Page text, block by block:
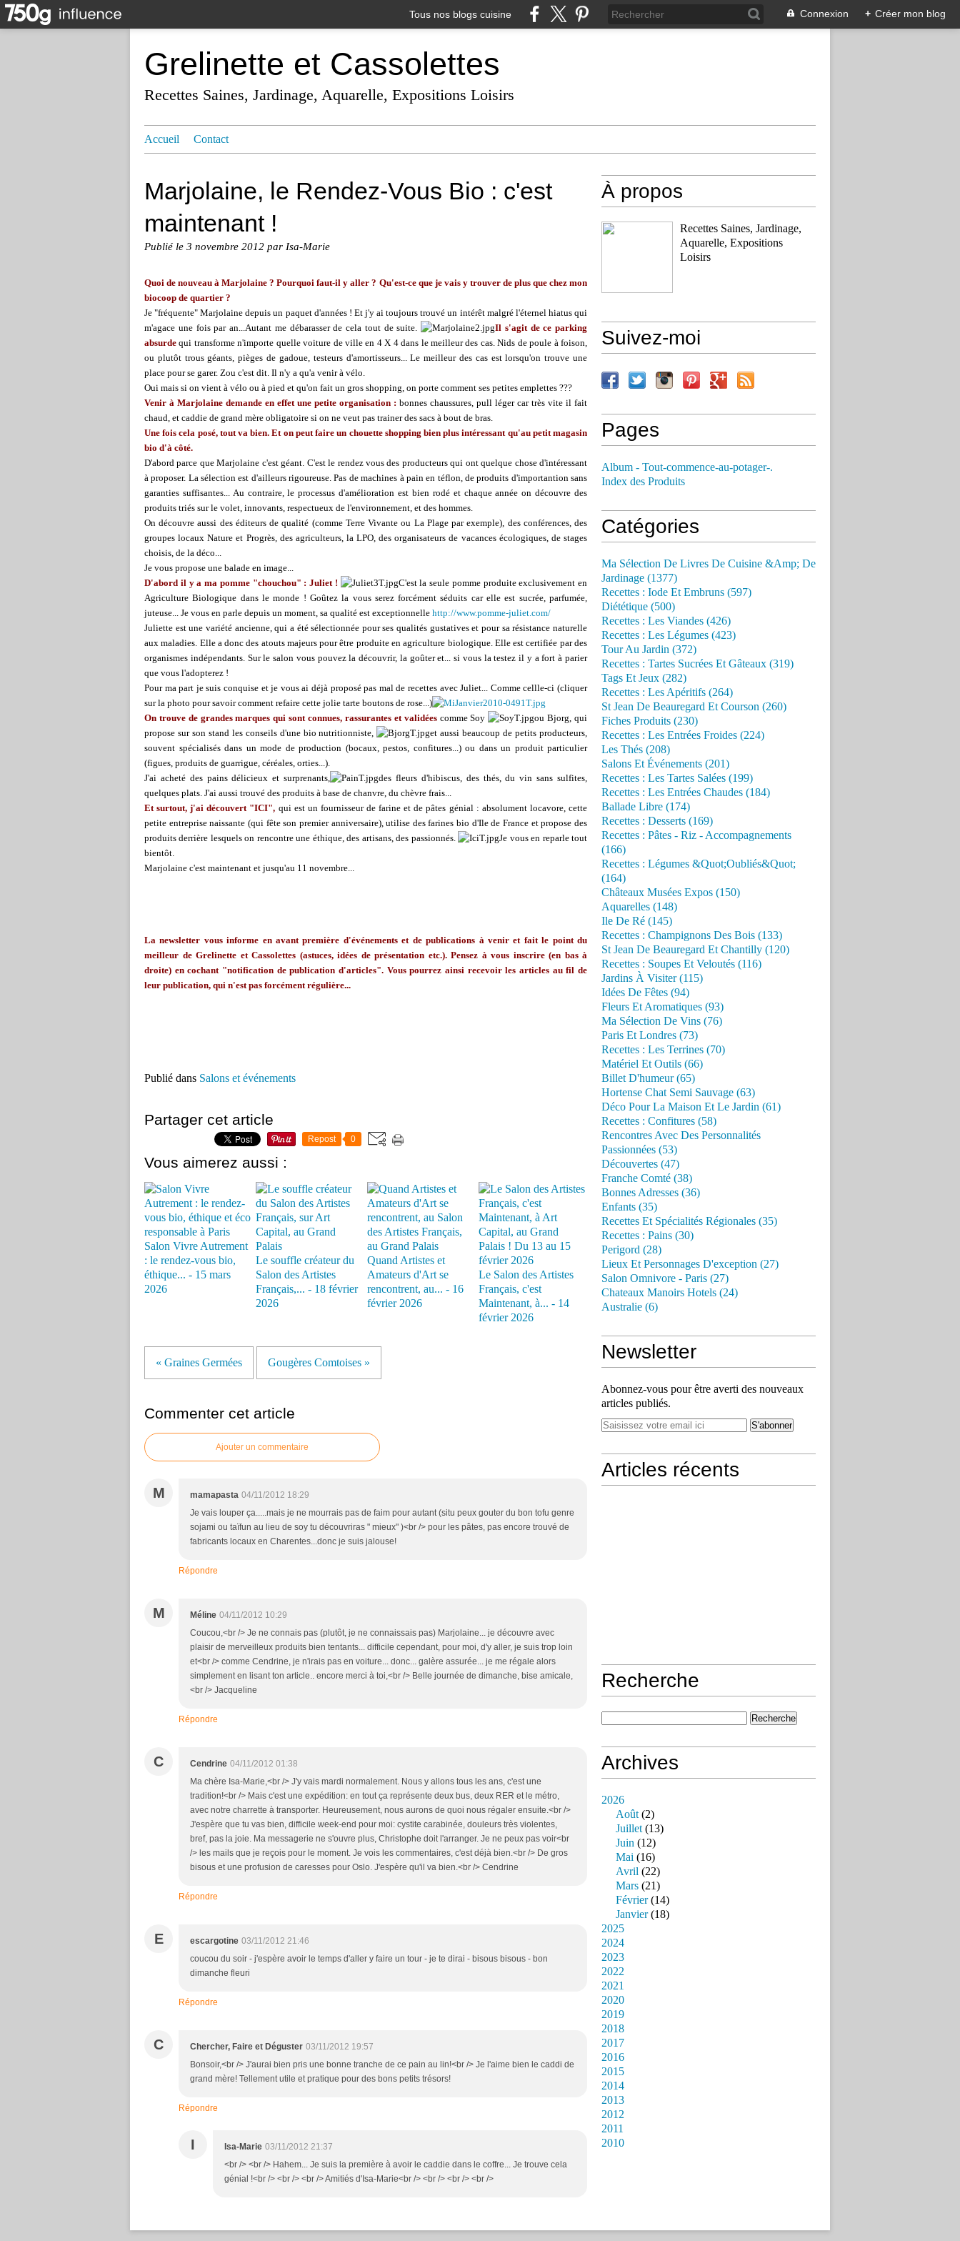
Tous nos blogs cuisine Connexion + Créer mon blog
Grelinette et Cassolettes
Recettes Saines, Jardinage, Aquarelle, Expositions Loisirs
Accueil Contact
Marjolaine, le Rendez-Vous Bio : c'est
maintenant !
Publié le 3 novembre 2012 par Isa-Marie
Quoi de nouveau à Marjolaine ? Pourquoi faut-il y aller ? Qu'est-ce que je vais y trouver de plus que chez mon
biocoop de quartier ?
Je "fréquente" Marjolaine depuis un paquet d'années ! Et j'y ai toujours trouvé un intérêt malgré l'éternel hiatus qui
m'agace une fois par an...Autant me débarasser de cela tout de suite.
Il s'agit de ce parking
absurde qui transforme n'importe quelle voiture de ville en 4 X 4 dans le meilleur des cas. Nids de poule à foison,
ou plutôt trous géants, pièges de gadoue, testeurs d'amortisseurs... Le meilleur des cas est lorsqu'on trouve une
place pour se garer. Zou c'est dit. Il n'y a qu'a venir à vélo.
Oui mais si on vient à vélo ou à pied et qu'on fait un gros shopping, on porte comment ses petites emplettes ???
Venir à Marjolaine demande en effet une petite organisation : bonnes chaussures, pull léger car très vite il fait
chaud, et caddie de grand mère obligatoire si on ne veut pas trainer des sacs à bout de bras.
Une fois cela posé, tout va bien. Et on peut faire un chouette shopping bien plus intéressant qu'au petit magasin
bio d'à côté.
D'abord parce que Marjolaine c'est géant. C'est le rendez vous des producteurs qui ont quelque chose d'intéressant
à proposer. La sélection est d'ailleurs rigoureuse. Pas de machines à pain en téflon, de produits d'importantion sans
garanties suffisantes... Au contraire, le processus d'amélioration est bien rodé et chaque année on découvre des
produits triés sur le volet, innovants, respectueux de l'environnement, et des hommes.
On découvre aussi des éditeurs de qualité (comme Terre Vivante ou La Plage par exemple), des conférences, des
groupes locaux Nature et Progrès, des agriculteurs, la LPO, des organisateurs de vacances écologiques, de stages
choisis, de la déco...
Je vous propose une balade en image...
D'abord il y a ma pomme "chouchou" : Juliet !
C'est la seule pomme produite exclusivement en
Agriculture Biologique dans le monde ! Goûtez la vous serez forcément séduits car elle est sucrée, parfumée,
juteuse... Je vous en parle depuis un moment, sa qualité est exceptionnelle http://www.pomme-juliet.com/
Juliette est une variété ancienne, qui a été sélectionnée pour ses qualités gustatives et pour sa résistance naturelle
aux maladies. Elle a donc des atouts majeurs pour être produite en agriculture biologique. Elle est certifiée par des
organismes indépendants. Sur le salon vous pouvez la découvrir, la goûter et... si vous la testez il y a fort à parier
que vous l'adopterez !
Pour ma part je suis conquise et je vous ai déjà proposé pas mal de recettes avec Juliet... Comme cellle-ci (cliquer
sur la photo pour savoir comment refaire cette jolie tarte boutons de rose...)
On trouve de grandes marques qui sont connues, rassurantes et validéescomme Soy
ou Bjorg, qui
propose sur son stand les conseils d'une bio nutritionniste,
et aussi beaucoup de petits producteurs,
souvent spécialisés dans un mode de production (bocaux, pestos, confitures...) ou dans un produit particulier
(figues, produits de guarrigue, céréales, orties...).
J'ai acheté des pains délicieux et surprenants,
des fleurs d'hibiscus, des thés, du vin sans sulfites,
quelques plats. J'ai aussi trouvé des produits à base de chanvre, du chèvre frais...
Et surtout, j'ai découvert "ICI", qui est un fournisseur de farine et de pâtes génial : absolument locavore, cette
petite entreprise naissante (qui fête son premier anniversaire), utilise des farines bio d'Ile de France et propose des
produits derrière lesquels on rencontre une éthique, des artisans, des passionnés.
Je vous en reparle tout
bientôt.
Marjolaine c'est maintenant et jusqu'au 11 novembre...
Lanewsletter vous informe en avant première d'événements et de publications à venir et fait le point du
meilleur de Grelinette et Cassolettes (astuces, idées de présentation etc.). Pensez à vous inscrire (en bas à
droite) en cochant "notification de publication d'articles". Vous pourrez ainsi recevoir les articles au fil de
leur publication, qui n'est pas forcément régulière...
Publié dans Salons et événements
Partager cet article
Repost 0
Vous aimerez aussi :
Salon Vivre Autrement
: le rendez-vous bio,
éthique... - 15 mars
2026
Le souffle créateur du
Salon des Artistes
Français,... - 18 février
2026
Quand Artistes et
Amateurs d'Art se
rencontrent, au... - 16
février 2026
Le Salon des Artistes
Français, c'est
Maintenant, à... - 14
février 2026
« Graines Germées Gougères Comtoises »
Commenter cet article
Ajouter un commentaire
M mamapasta 04/11/2012 18:29
Je vais louper ça.....mais je ne mourrais pas de faim pour autant (situ peux gouter du bon tofu genre
sojami ou taïfun au lieu de soy tu découvriras " mieux" )<br /> pour les pâtes, pas encore trouvé de
fabricants locaux en Charentes...donc je suis jalouse!
Répondre
M Méline 04/11/2012 10:29
Coucou,<br /> Je ne connais pas (plutôt, je ne connaissais pas) Marjolaine... je découvre avec
plaisir de merveilleux produits bien tentants... difficile cependant, pour moi, d'y aller, je suis trop loin
et<br /> comme Cendrine, je n'irais pas en voiture... donc... galère assurée... je me régale alors
simplement en lisant ton article.. encore merci à toi,<br /> Belle journée de dimanche, bise amicale,
<br /> Jacqueline
Répondre
C Cendrine 04/11/2012 01:38
Ma chère Isa-Marie,<br /> J'y vais mardi normalement. Nous y allons tous les ans, c'est une
tradition!<br /> Mais c'est une expédition: en tout ça représente deux bus, deux RER et le métro,
avec notre charrette à transporter. Heureusement, nous aurons de quoi nous régaler ensuite.<br />
J'espère que tu vas bien, difficile week-end pour moi: cystite carabinée, douleurs très violentes,
bref, pas la joie. Ma messagerie ne s'ouvre plus, Christophe doit l'arranger. Je ne peux pas voir<br
/> les mails que je reçois pour le moment. Je vois les commentaires, c'est déjà bien.<br /> De gros
bisous et une profusion de caresses pour Oslo. J'espère qu'il va bien.<br /> Cendrine
Répondre
E escargotine 03/11/2012 21:46
coucou du soir - j'espère avoir le temps d'aller y faire un tour - je te dirai - bisous bisous - bon
dimanche fleuri
Répondre
C Chercher, Faire et Déguster 03/11/2012 19:57
Bonsoir,<br /> J'aurai bien pris une bonne tranche de ce pain au lin!<br /> Je l'aime bien le caddi de
grand mère! Tellement utile et pratique pour des bons petits trésors!
Répondre
I Isa-Marie 03/11/2012 21:37
<br /> <br /> Hahem... Je suis la première à avoir le caddie dans le coffre... Je trouve cela
génial !<br /> <br /> <br /> Amitiés d'Isa-Marie<br /> <br /> <br /> <br />
À propos
Recettes Saines, Jardinage,
Aquarelle, Expositions
Loisirs
Suivez-moi
Pages
Album - Tout-commence-au-potager-.
Index des Produits
Catégories
Ma Sélection De Livres De Cuisine &Amp; De
Jardinage (1377)
Recettes : Iode Et Embruns (597)
Diététique (500)
Recettes : Les Viandes (426)
Recettes : Les Légumes (423)
Tour Au Jardin (372)
Recettes : Tartes Sucrées Et Gâteaux (319)
Tags Et Jeux (282)
Recettes : Les Apéritifs (264)
St Jean De Beauregard Et Courson (260)
Fiches Produits (230)
Recettes : Les Entrées Froides (224)
Les Thés (208)
Salons Et Événements (201)
Recettes : Les Tartes Salées (199)
Recettes : Les Entrées Chaudes (184)
Ballade Libre (174)
Recettes : Desserts (169)
Recettes : Pâtes - Riz - Accompagnements
(166)
Recettes : Légumes &Quot;Oubliés&Quot;
(164)
Châteaux Musées Expos (150)
Aquarelles (148)
Ile De Ré (145)
Recettes : Champignons Des Bois (133)
St Jean De Beauregard Et Chantilly (120)
Recettes : Soupes Et Veloutés (116)
Jardins À Visiter (115)
Idées De Fêtes (94)
Fleurs Et Aromatiques (93)
Ma Sélection De Vins (76)
Paris Et Londres (73)
Recettes : Les Terrines (70)
Matériel Et Outils (66)
Billet D'humeur (65)
Hortense Chat Semi Sauvage (63)
Déco Pour La Maison Et Le Jardin (61)
Recettes : Confitures (58)
Rencontres Avec Des Personnalités
Passionnées (53)
Découvertes (47)
Franche Comté (38)
Bonnes Adresses (36)
Enfants (35)
Recettes Et Spécialités Régionales (35)
Recettes : Pains (30)
Perigord (28)
Lieux Et Personnages D'exception (27)
Salon Omnivore - Paris (27)
Chateaux Manoirs Hotels (24)
Australie (6)
Newsletter
Abonnez-vous pour être averti des nouveaux
articles publiés.
Articles récents
Recherche
Archives
2026
Août(2)
Juillet(13)
Juin (12)
Mai (16)
Avril (22)
Mars (21)
Février(14)
Janvier(18)
2025
2024
2023
2022
2021
2020
2019
2018
2017
2016
2015
2014
2013
2012
2011
2010